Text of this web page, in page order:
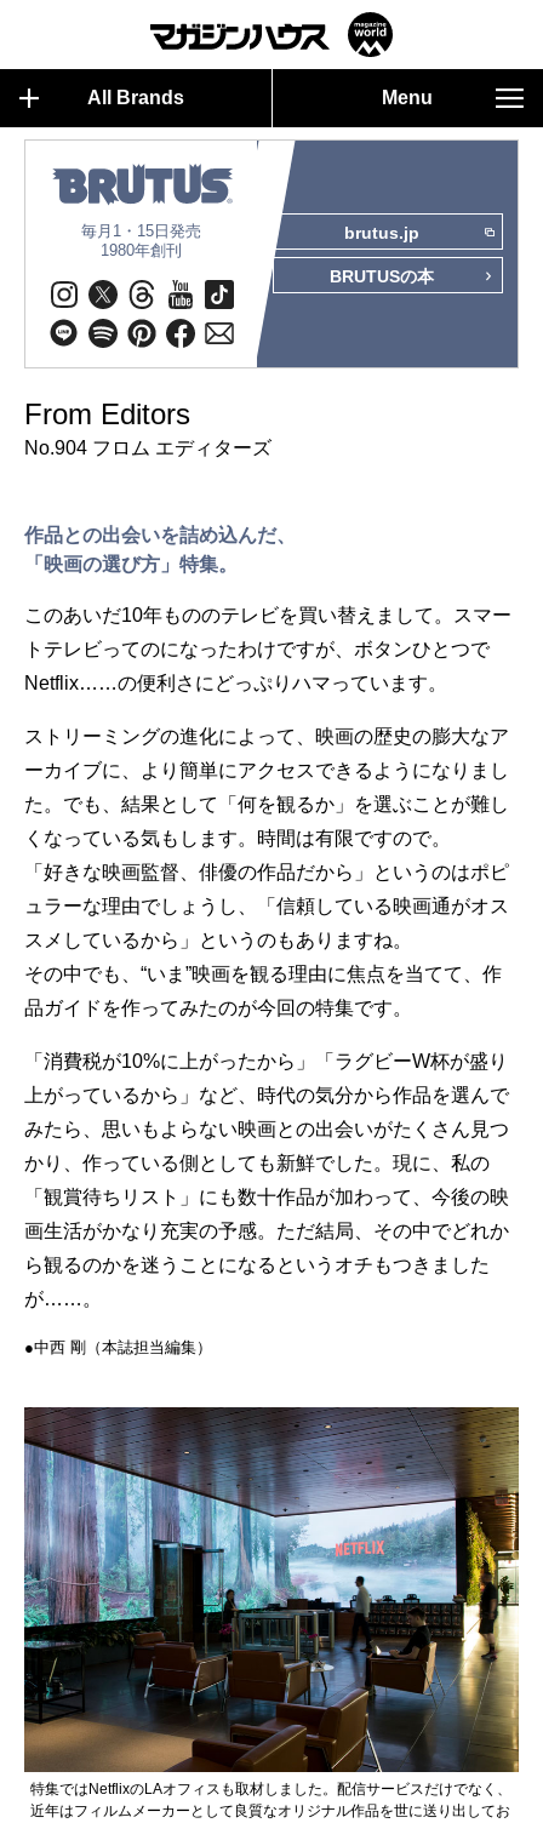
All Brands Menu
毎月1・15日発売
1980年創刊
brutus.jp
BRUTUSの本
From Editors
No.904 フロム エディターズ
作品との出会いを詰め込んだ、
「映画の選び方」特集。
このあいだ10年もののテレビを買い替えまして。スマー
トテレビってのになったわけですが、ボタンひとつで
Netflix……の便利さにどっぷりハマっています。
ストリーミングの進化によって、映画の歴史の膨大なア
ーカイブに、より簡単にアクセスできるようになりまし
た。でも、結果として「何を観るか」を選ぶことが難し
くなっている気もします。時間は有限ですので。
「好きな映画監督、俳優の作品だから」というのはポピ
ュラーな理由でしょうし、「信頼している映画通がオス
スメしているから」というのもありますね。
その中でも、“いま”映画を観る理由に焦点を当てて、作
品ガイドを作ってみたのが今回の特集です。
「消費税が10%に上がったから」「ラグビーW杯が盛り
上がっているから」など、時代の気分から作品を選んで
みたら、思いもよらない映画との出会いがたくさん見つ
かり、作っている側としても新鮮でした。現に、私の
「観賞待ちリスト」にも数十作品が加わって、今後の映
画生活がかなり充実の予感。ただ結局、その中でどれか
ら観るのかを迷うことになるというオチもつきました
が……。
●中西 剛（本誌担当編集）
特集ではNetflixのLAオフィスも取材しました。配信サービスだけでなく、
近年はフィルムメーカーとして良質なオリジナル作品を世に送り出してお